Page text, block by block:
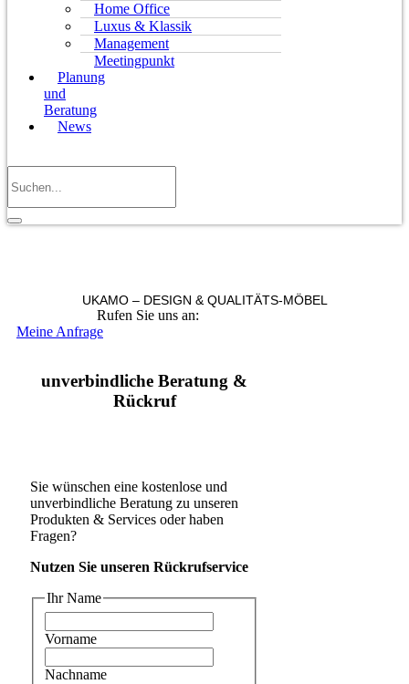
Home Office
Luxus & Klassik
Management
Meetingpunkt
Planung
und
Beratung
News
UKAMO – DESIGN & QUALITÄTS-MÖBEL
Rufen Sie uns an:
Meine Anfrage
unverbindliche Beratung &
Rückruf
Sie wünschen eine kostenlose und
unverbindliche Beratung zu unseren
Produkten & Services oder haben
Fragen?
Nutzen Sie unseren Rückrufservice
Ihr Name
Vorname
Nachname